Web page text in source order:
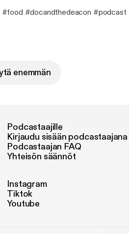
#docandthedeacon #podcast
enemmän
Podcastaajille
Kirjaudu sisään podcastaajana
Podcastaajan FAQ
Yhteisön säännöt
Instagram
Tiktok
Youtube